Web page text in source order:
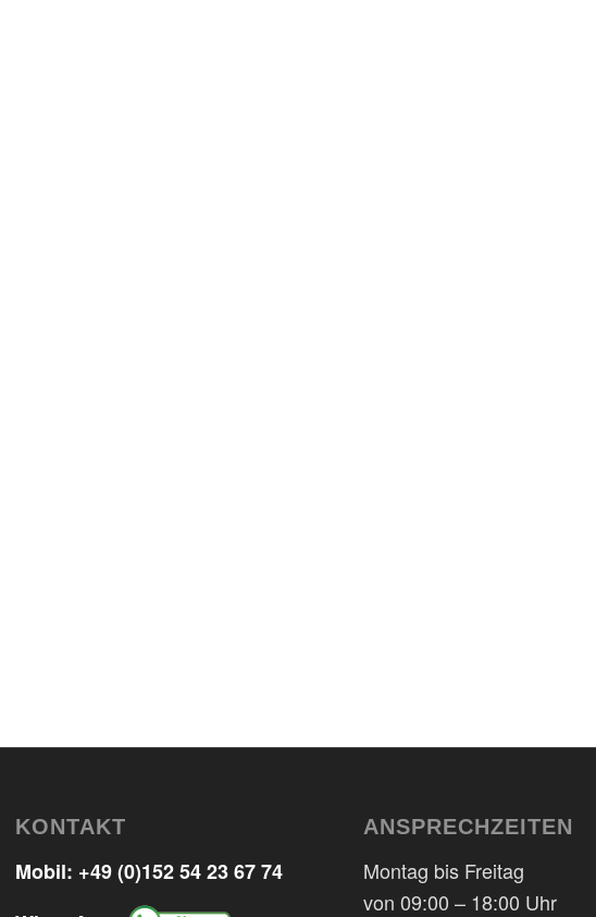
KONTAKT
Mobil: +49 (0)152 54 23 67 74
ANSPRECHZEITEN
Montag bis Freitag
von 09:00 – 18:00 Uhr